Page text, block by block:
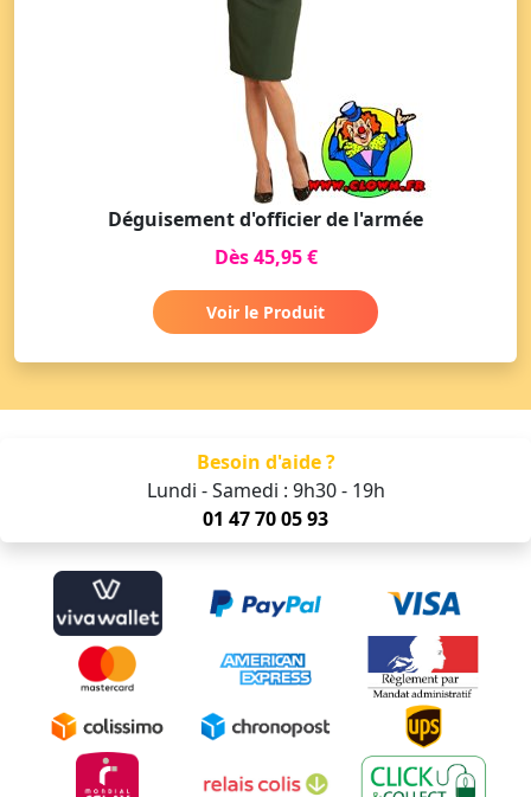
Déguisement d'officier de l'armée
Dès 45,95 €
Voir le Produit
Besoin d'aide ?
Lundi - Samedi : 9h30 - 19h
01 47 70 05 93